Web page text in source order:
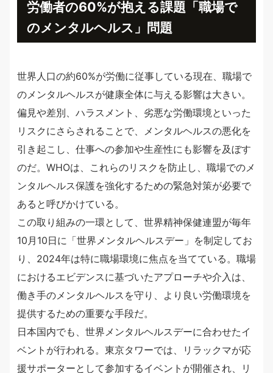
労働者の60%が抱える課題「職場で
のメンタルヘルス」問題
世界人口の約60%が労働に従事している現在、職場で
のメンタルヘルスが健康全体に与える影響は大きい。
偏見や差別、ハラスメント、劣悪な労働環境といった
リスクにさらされることで、メンタルヘルスの悪化を
引き起こし、仕事への参加や生産性にも影響を及ぼす
のだ。WHOは、これらのリスクを防止し、職場でのメ
ンタルヘルス保護を強化するための緊急対策が必要で
あると呼びかけている。
この取り組みの一環として、世界精神保健連盟が毎年
10月10日に「世界メンタルヘルスデー」を制定してお
り、2024年は特に職場環境に焦点を当てている。職場
におけるエビデンスに基づいたアプローチや介入は、
働き手のメンタルヘルスを守り、より良い労働環境を
提供するための重要な手段だ。
日本国内でも、世界メンタルヘルスデーに合わせたイ
ベントが行われる。東京タワーでは、リラックマが応
援サポーターとして参加するイベントが開催され、リ